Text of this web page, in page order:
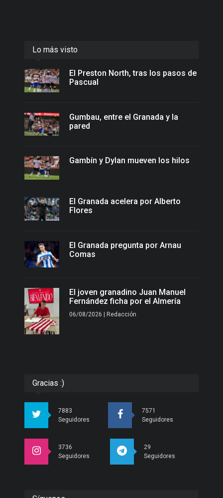
Lo más visto
El Preston North, tras los pasos de
Pascual
Gumbau, entre el Granada y la
pared
Gambín y Dylan mueven los hilos
El Granada acelera por Alberto
Flores
El Granada pregunta por Arnau
Comas
El joven granadino Juan Manuel
Fernández ficha por el Almería
06/08/2026 | Redacción
Gracias :)
7883
Seguidores
7571
Seguidores
3736
Seguidores
29
Seguidores